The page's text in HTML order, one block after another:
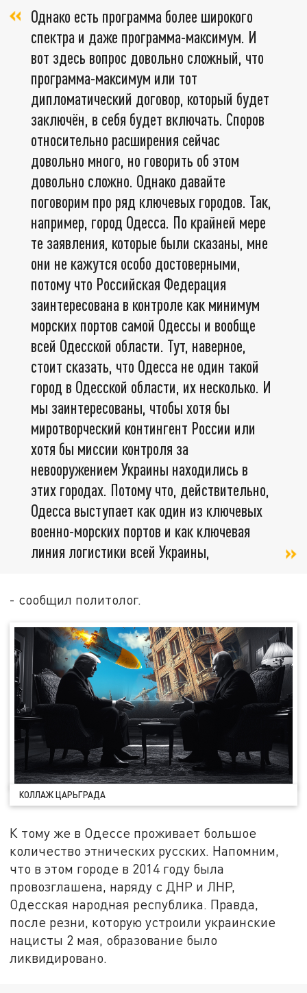
Однако есть программа более широкого
спектра и даже программа-максимум. И
вот здесь вопрос довольно сложный, что
программа-максимум или тот
дипломатический договор, который будет
заключён, в себя будет включать. Споров
относительно расширения сейчас
довольно много, но говорить об этом
довольно сложно. Однако давайте
поговорим про ряд ключевых городов. Так,
например, город Одесса. По крайней мере
те заявления, которые были сказаны, мне
они не кажутся особо достоверными,
потому что Российская Федерация
заинтересована в контроле как минимум
морских портов самой Одессы и вообще
всей Одесской области. Тут, наверное,
стоит сказать, что Одесса не один такой
город в Одесской области, их несколько. И
мы заинтересованы, чтобы хотя бы
миротворческий контингент России или
хотя бы миссии контроля за
невооружением Украины находились в
этих городах. Потому что, действительно,
Одесса выступает как один из ключевых
военно-морских портов и как ключевая
линия логистики всей Украины,
- сообщил политолог.
КОЛЛАЖ ЦАРЬГРАДА
К тому же в Одессе проживает большое
количество этнических русских. Напомним,
что в этом городе в 2014 году была
провозглашена, наряду с ДНР и ЛНР,
Одесская народная республика. Правда,
после резни, которую устроили украинские
нацисты 2 мая, образование было
ликвидировано.